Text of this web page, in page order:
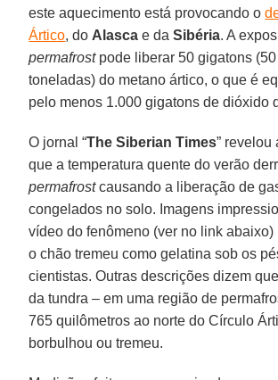
este aquecimento está provocando o
Ártico, do Alasca e daSibéria. A
permafrostpode liberar 50 gigatons
toneladas) do metano ártico, o que é
pelo menos 1.000 gigatons de dióxido
O jornal “The Siberian Times” revelou
que a temperatura quente do verão
permafrostcausando a liberação de
congelados no solo. Imagens
vídeo do fenômeno (ver no link abaixo)
o chão tremeu como gelatina sob os
cientistas. Outras descrições dizem
da tundra – em uma região de
765 quilômetros ao norte do Círculo
borbulhou ou tremeu.